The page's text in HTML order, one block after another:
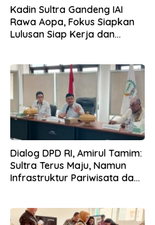
Kadin Sultra Gandeng IAI
Rawa Aopa, Fokus Siapkan
Lulusan Siap Kerja dan
Dialog DPD RI, Amirul Tamim:
Sultra Terus Maju, Namun
Infrastruktur Pariwisata dan